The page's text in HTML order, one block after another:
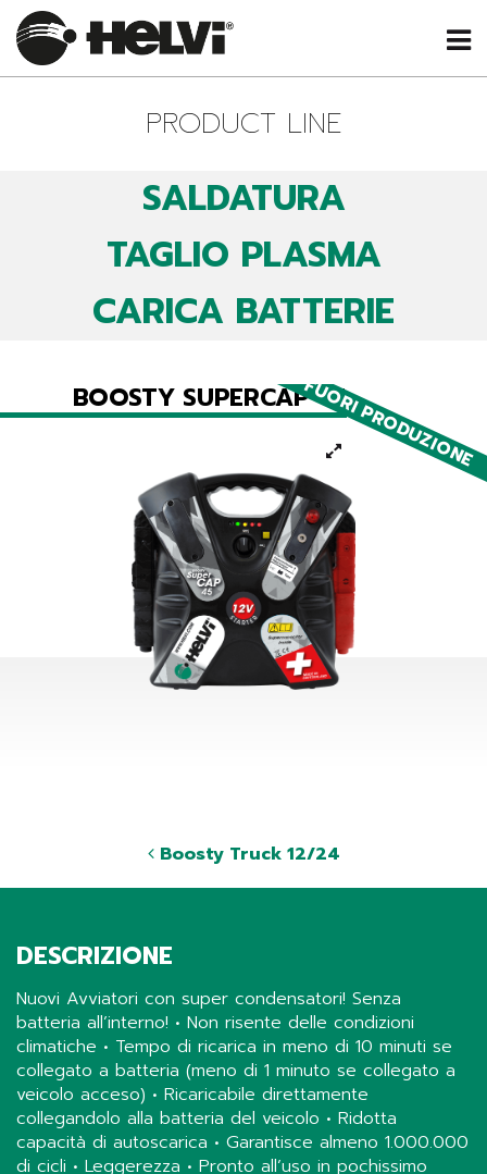
PRODUCT LINE
SALDATURA
TAGLIO PLASMA
CARICA BATTERIE
FUORI PRODUZIONE
BOOSTY SUPERCAP 45
Boosty Truck 12/24
DESCRIZIONE
Nuovi Avviatori con super condensatori! Senza
batteria all’interno! • Non risente delle condizioni
climatiche • Tempo di ricarica in meno di 10 minuti se
collegato a batteria (meno di 1 minuto se collegato a
veicolo acceso) • Ricaricabile direttamente
collegandolo alla batteria del veicolo • Ridotta
capacità di autoscarica • Garantisce almeno 1.000.000
di cicli • Leggerezza • Pronto all’uso in pochissimo